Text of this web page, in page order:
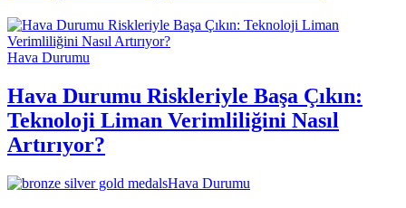
Hava Durumu
Hava Durumu Riskleriyle Başa Çıkın:
Teknoloji Liman Verimliliğini Nasıl
Artırıyor?
Hava Durumu